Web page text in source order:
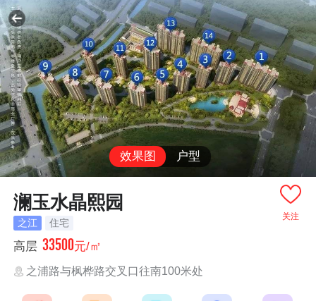
效果图 户型
关注
澜玉水晶熙园
之江 住宅
高层 33500元/㎡
之浦路与枫桦路交叉口往南100米处